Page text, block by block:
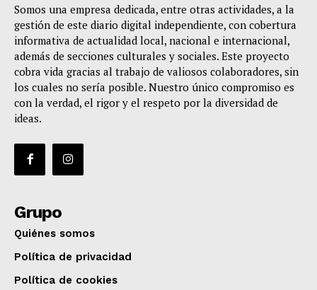
Somos una empresa dedicada, entre otras actividades, a la
gestión de este diario digital independiente, con cobertura
informativa de actualidad local, nacional e internacional,
además de secciones culturales y sociales. Este proyecto
cobra vida gracias al trabajo de valiosos colaboradores, sin
los cuales no sería posible. Nuestro único compromiso es
con la verdad, el rigor y el respeto por la diversidad de
ideas.
Grupo
Quiénes somos
Política de privacidad
Política de cookies